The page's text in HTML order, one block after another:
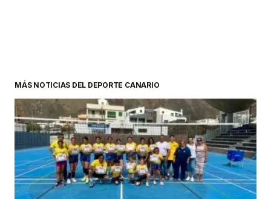
MÁS NOTICIAS DEL DEPORTE CANARIO